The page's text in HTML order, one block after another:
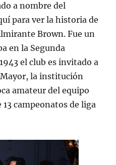
a nombre del
para ver la historia de
Brown. Fue un
en la Segunda
el club es invitado a
la institución
amateur del equipo
campeonatos de liga